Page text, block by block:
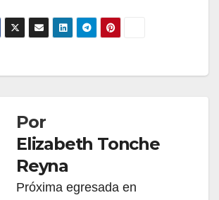
Por
Elizabeth Tonche
Reyna
Próxima egresada en